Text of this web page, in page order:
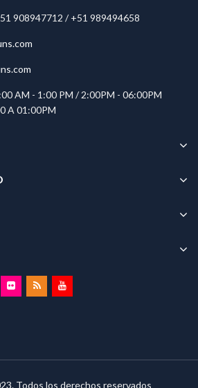
908947712 / +51 989494658
AM - 1:00 PM / 2:00PM - 06:00PM
A 01:00PM
Todos los derechos reservados